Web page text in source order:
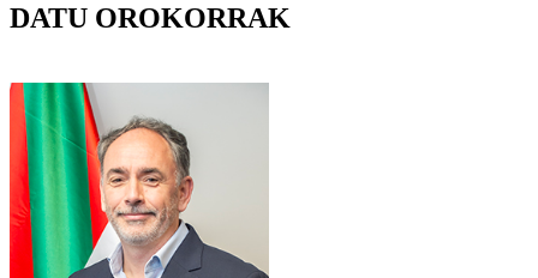
DATU OROKORRAK